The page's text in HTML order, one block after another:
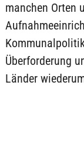
manchen Orten
Überforderung
Länder